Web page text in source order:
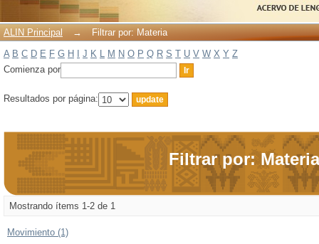
ALIN Principal →
Filtrar por: Materia
A B C D E F G H J K L M N O P Q R S T U V W X Y Z
Comienza por
Resultados por página:
Filtrar por: Materia
Mostrando ítems 1-2 de 1
Movimiento (1)